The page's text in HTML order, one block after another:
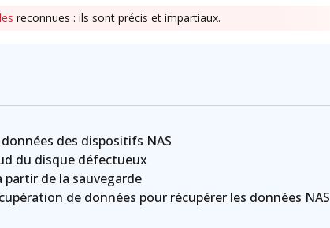
reconnues : ils sont précis et impartiaux.
des dispositifs NAS
du disque défectueux
partir de la sauvegarde
de données pour récupérer les données NAS